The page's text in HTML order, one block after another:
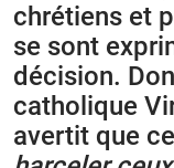
chrétiens et
se sont
décision.
catholique
avertit que